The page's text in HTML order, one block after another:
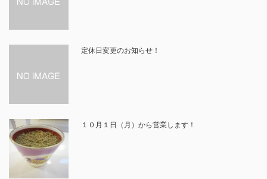
定休日変更のお知らせ！
１０月１日（月）から営業します！